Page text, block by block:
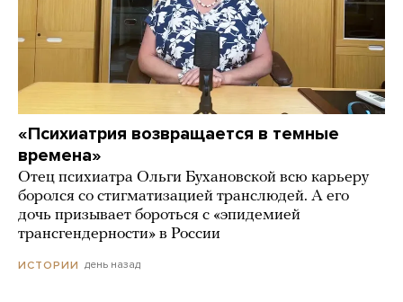
«Психиатрия возвращается в темные
времена»
Отец психиатра Ольги Бухановской всю карьеру
боролся со стигматизацией транслюдей. А его
дочь призывает бороться с «эпидемией
трансгендерности» в России
ИСТОРИИ день назад